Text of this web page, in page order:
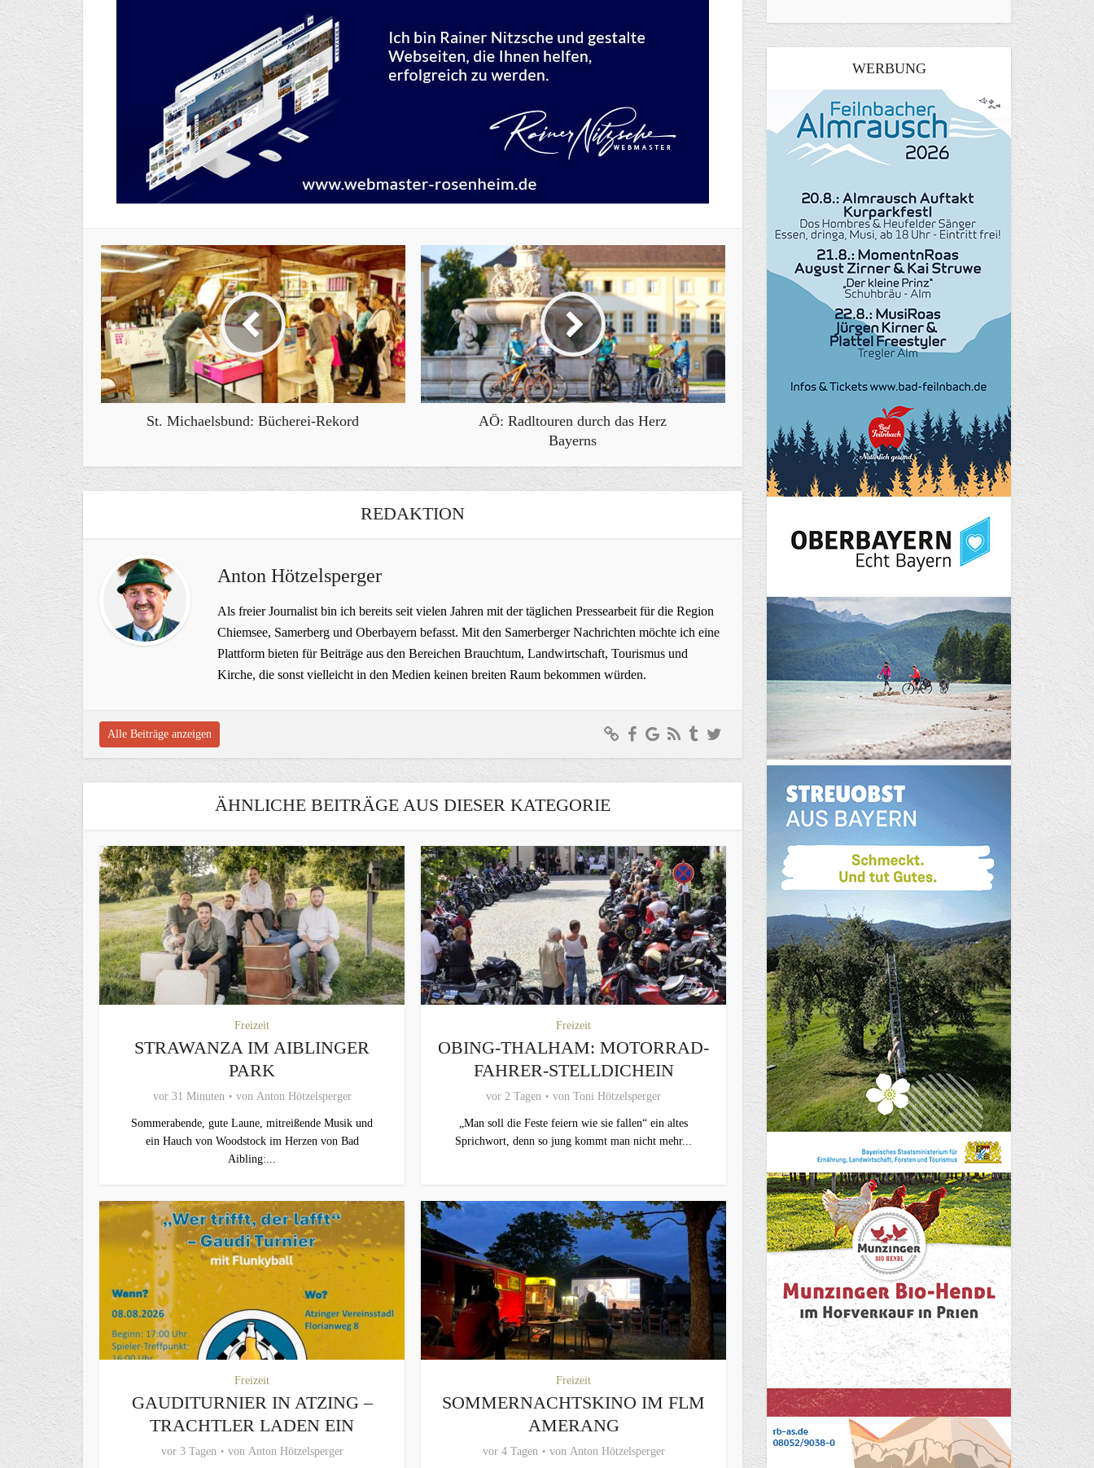
St. Michaelsbund: Bücherei-Rekord
AÖ: Radltouren durch das Herz
Bayerns
REDAKTION
Anton Hötzelsperger
Als freier Journalist bin ich bereits seit vielen Jahren mit der täglichen Pressearbeit für die Region
Chiemsee, Samerberg und Oberbayern befasst. Mit den Samerberger Nachrichten möchte ich eine
Plattform bieten für Beiträge aus den Bereichen Brauchtum, Landwirtschaft, Tourismus und
Kirche, die sonst vielleicht in den Medien keinen breiten Raum bekommen würden.
Alle Beiträge anzeigen
ÄHNLICHE BEITRÄGE AUS DIESER KATEGORIE
Freizeit
STRAWANZA IM AIBLINGER
PARK
vor 31 Minuten von Anton Hötzelsperger
Sommerabende, gute Laune, mitreißende Musik und
ein Hauch von Woodstock im Herzen von Bad
Aibling:...
Freizeit
OBING-THALHAM: MOTORRAD-
FAHRER-STELLDICHEIN
vor 2 Tagen von Toni Hötzelsperger
„Man soll die Feste feiern wie sie fallen“ ein altes
Sprichwort, denn so jung kommt man nicht mehr...
Freizeit
GAUDITURNIER IN ATZING –
TRACHTLER LADEN EIN
vor 3 Tagen von Anton Hötzelsperger
Freizeit
SOMMERNACHTSKINO IM FLM
AMERANG
vor 4 Tagen von Anton Hötzelsperger
WERBUNG